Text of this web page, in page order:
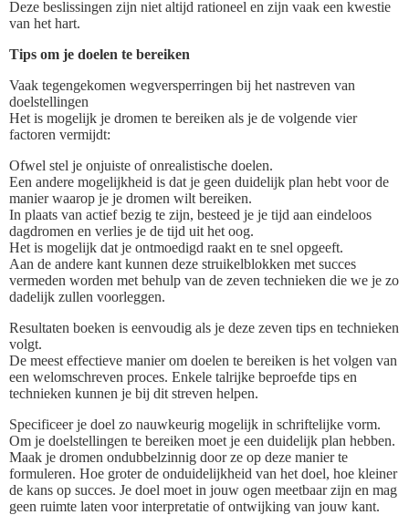
Deze beslissingen zijn niet altijd rationeel en zijn vaak een kwestie
van het hart.
Tips om je doelen te bereiken
Vaak tegengekomen wegversperringen bij het nastreven van
doelstellingen
Het is mogelijk je dromen te bereiken als je de volgende vier
factoren vermijdt:
Ofwel stel je onjuiste of onrealistische doelen.
Een andere mogelijkheid is dat je geen duidelijk plan hebt voor de
manier waarop je je dromen wilt bereiken.
In plaats van actief bezig te zijn, besteed je je tijd aan eindeloos
dagdromen en verlies je de tijd uit het oog.
Het is mogelijk dat je ontmoedigd raakt en te snel opgeeft.
Aan de andere kant kunnen deze struikelblokken met succes
vermeden worden met behulp van de zeven technieken die we je zo
dadelijk zullen voorleggen.
Resultaten boeken is eenvoudig als je deze zeven tips en technieken
volgt.
De meest effectieve manier om doelen te bereiken is het volgen van
een welomschreven proces. Enkele talrijke beproefde tips en
technieken kunnen je bij dit streven helpen.
Specificeer je doel zo nauwkeurig mogelijk in schriftelijke vorm.
Om je doelstellingen te bereiken moet je een duidelijk plan hebben.
Maak je dromen ondubbelzinnig door ze op deze manier te
formuleren. Hoe groter de onduidelijkheid van het doel, hoe kleiner
de kans op succes. Je doel moet in jouw ogen meetbaar zijn en mag
geen ruimte laten voor interpretatie of ontwijking van jouw kant.